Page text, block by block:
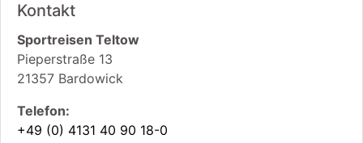
Kontakt
Sportreisen Teltow
Pieperstraße 13
21357 Bardowick
Telefon:
+49 (0) 4131 40 90 18-0